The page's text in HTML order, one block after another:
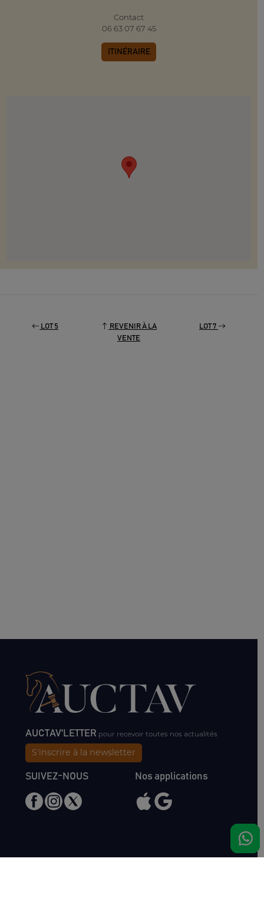
Contact
06 63 07 67 45
ITINÉRAIRE
LOT 5
REVENIR À LA
VENTE
LOT 7
AUCTAV'LETTER pour recevoir toutes nos actualités
S'inscrire à la newsletter
SUIVEZ-NOUS Nos applications